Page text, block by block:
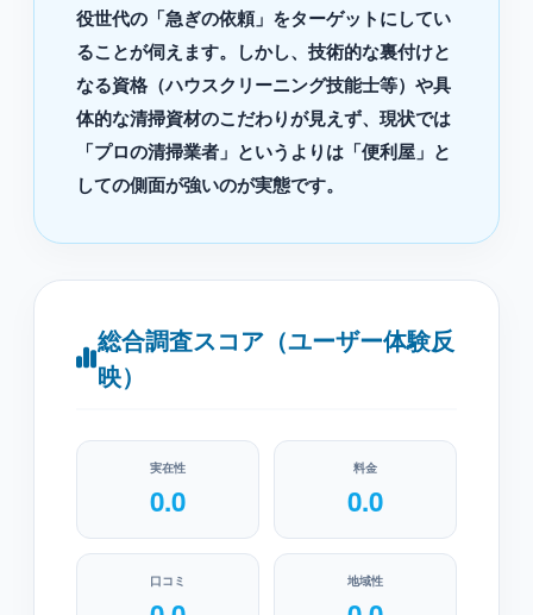
役世代の「急ぎの依頼」をターゲットにしてい
ることが伺えます。しかし、技術的な裏付けと
なる資格（ハウスクリーニング技能士等）や具
体的な清掃資材のこだわりが見えず、現状では
「プロの清掃業者」というよりは「便利屋」と
しての側面が強いのが実態です。
総合調査スコア（ユーザー体験反
映）
実在性
0.0
料金
0.0
口コミ 地域性